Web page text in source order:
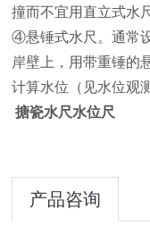
撞而不宜用直立式水
④悬锤式水尺。通常
岸壁上，用带重锤的
计算水位（见水位观
搪瓷水尺水位尺
产品咨询